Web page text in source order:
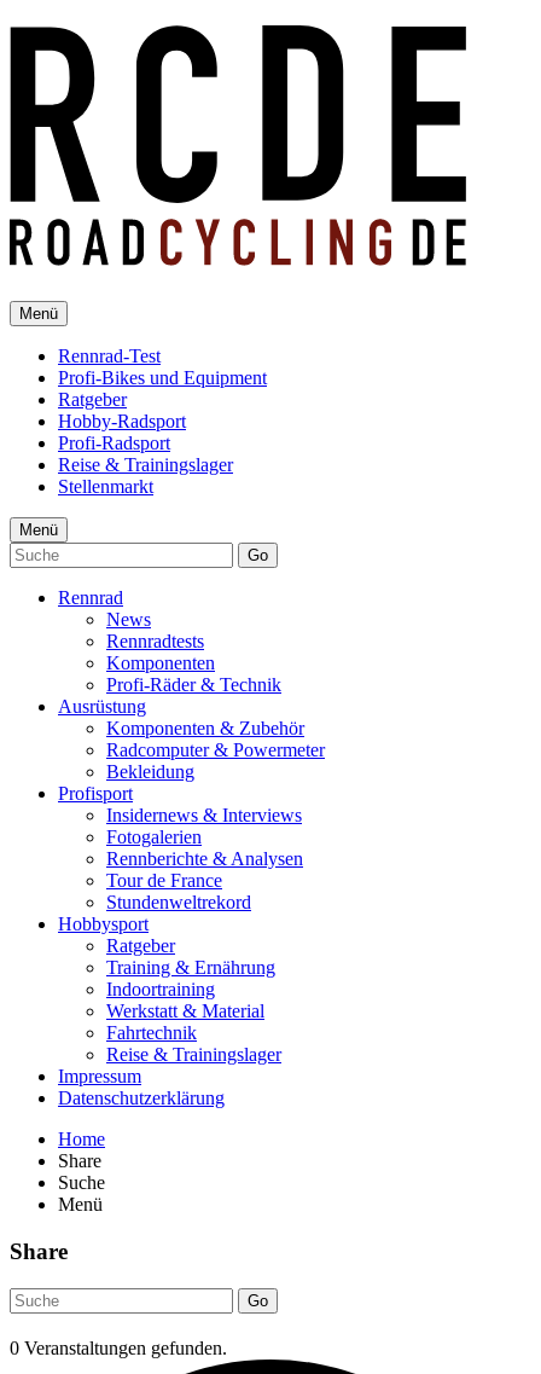
Menü
Rennrad-Test
Profi-Bikes und Equipment
Ratgeber
Hobby-Radsport
Profi-Radsport
Reise & Trainingslager
Stellenmarkt
Menü
Go
Rennrad
News
Rennradtests
Komponenten
Profi-Räder & Technik
Ausrüstung
Komponenten & Zubehör
Radcomputer & Powermeter
Bekleidung
Profisport
Insidernews & Interviews
Fotogalerien
Rennberichte & Analysen
Tour de France
Stundenweltrekord
Hobbysport
Ratgeber
Training & Ernährung
Indoortraining
Werkstatt & Material
Fahrtechnik
Reise & Trainingslager
Impressum
Datenschutzerklärung
Home
Share
Suche
Menü
Share
Go
0 Veranstaltungen gefunden.